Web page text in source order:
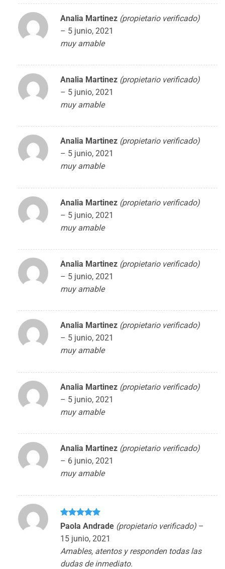
Analia Martinez (propietario verificado)
– 5 junio, 2021
muy amable
Analia Martinez (propietario verificado)
– 5 junio, 2021
muy amable
Analia Martinez (propietario verificado)
– 5 junio, 2021
muy amable
Analia Martinez (propietario verificado)
– 5 junio, 2021
muy amable
Analia Martinez (propietario verificado)
– 5 junio, 2021
muy amable
Analia Martinez (propietario verificado)
– 5 junio, 2021
muy amable
Analia Martinez (propietario verificado)
– 5 junio, 2021
muy amable
Analia Martinez (propietario verificado)
– 6 junio, 2021
muy amable
Valorado
Paola Andrade (propietario verificado) –
15 junio, 2021
Amables, atentos y responden todas las
dudas de inmediato.